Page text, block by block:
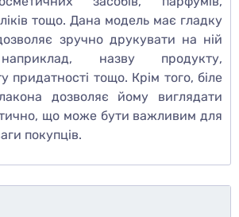
тощо. Дана модель має гладку
зручно друкувати на ній
назву продукту,
придатності тощо. Крім того, біле
дозволяє йому виглядати
що може бути важливим для
покупців.